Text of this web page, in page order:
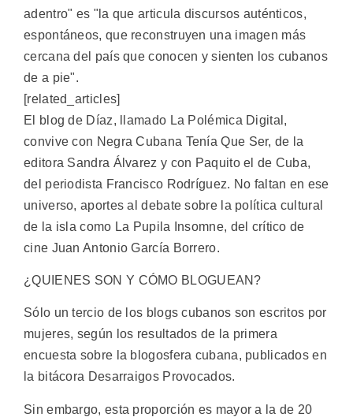
adentro" es "la que articula discursos auténticos,
espontáneos, que reconstruyen una imagen más
cercana del país que conocen y sienten los cubanos
de a pie".
[related_articles]
El blog de Díaz, llamado La Polémica Digital,
convive con Negra Cubana Tenía Que Ser, de la
editora Sandra Álvarez y con Paquito el de Cuba,
del periodista Francisco Rodríguez. No faltan en ese
universo, aportes al debate sobre la política cultural
de la isla como La Pupila Insomne, del crítico de
cine Juan Antonio García Borrero.
¿QUIENES SON Y CÓMO BLOGUEAN?
Sólo un tercio de los blogs cubanos son escritos por
mujeres, según los resultados de la primera
encuesta sobre la blogosfera cubana, publicados en
la bitácora Desarraigos Provocados.
Sin embargo, esta proporción es mayor a la de 20